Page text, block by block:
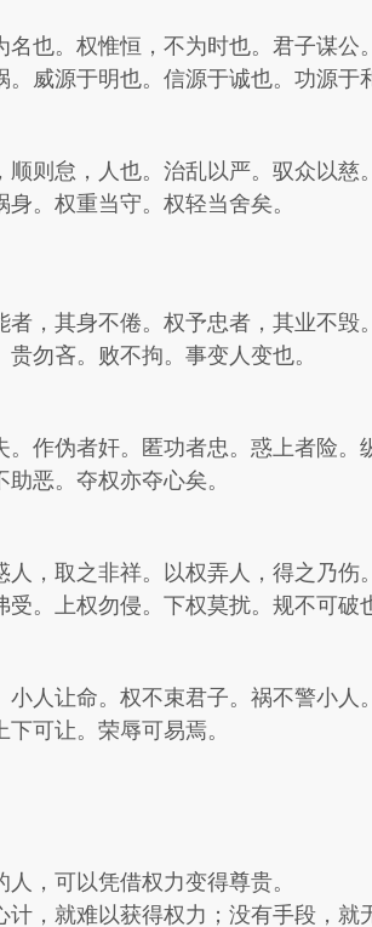
也。权惟恒，不为时也。君子谋公
威源于明也。信源于诚也。功源于
则怠，人也。治乱以严。驭众以慈
。权重当守。权轻当舍矣。
，其身不倦。权予忠者，其业不毁
勿吝。败不拘。事变人变也。
作伪者奸。匿功者忠。惑上者险。
恶。夺权亦夺心矣。
，取之非祥。以权弄人，得之乃伤
。上权勿侵。下权莫扰。规不可破
人让命。权不束君子。祸不警小人
可让。荣辱可易焉。
，可以凭借权力变得尊贵。
，就难以获得权力；没有手段，就